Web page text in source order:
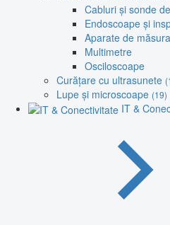
Cabluri și sonde
Endoscoape și
Aparate de
Multimetre
Osciloscoape
Curățare cu ultrasunete
Lupe și microscoape (19)
IT &